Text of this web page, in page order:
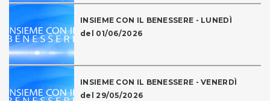
INSIEME CON IL BENESSERE - LUNEDÌ
del 01/06/2026
INSIEME CON IL BENESSERE - VENERDÌ
del 29/05/2026